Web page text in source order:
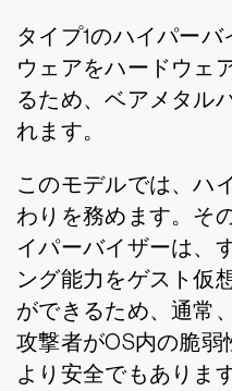
タイプ1のハイパー
ウェアをハードウェ
るため、ベアメタル
れます。
このモデルでは、ハ
わりを務めます。そ
イパーバイザーは、
ング能力をゲスト仮
ができるため、通常
攻撃者がOS内の脆
より安全でもあります